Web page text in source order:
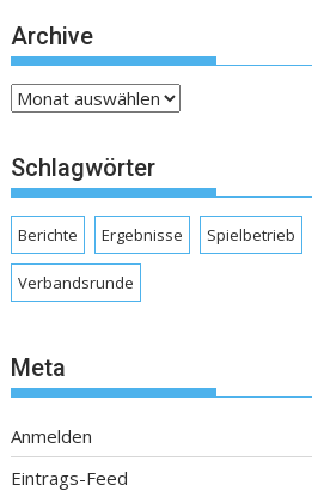
Archive
Archive
Schlagwörter
Berichte Ergebnisse Spielbetrieb
Verbandsrunde
Meta
Anmelden
Eintrags-Feed